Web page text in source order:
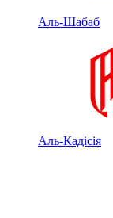
Аль-Шабаб
Аль-Кадісія